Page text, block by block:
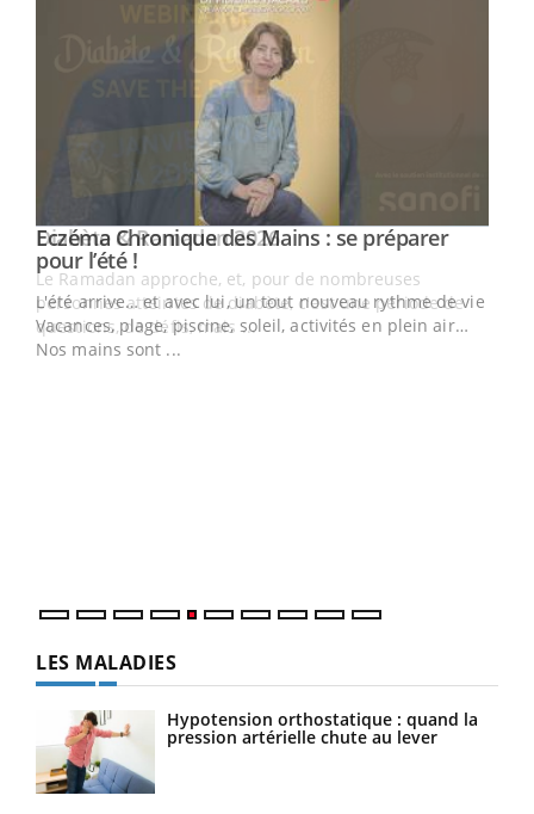
Youtube
Eczéma Chronique des Mains : se préparer
pour l’été !Youtube
L'été arrive… et avec lui, un tout nouveau rythme de vie !
Vacances, plage, piscine, soleil, activités en plein air…
Nos mains sont ...
Youtube
Diabète & Ramadan 2026Youtube
Le Ramadan approche, et, pour de nombreuses
personnes atteintes de diabète, c'est une période de
questions, de défis, mais ...
LES MALADIES
Hypotension orthostatique : quand la
pression artérielle chute au lever